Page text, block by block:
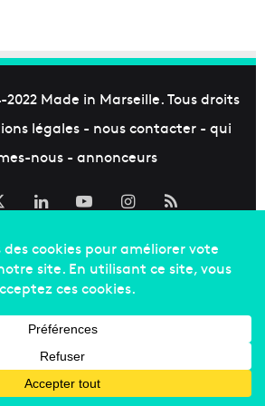
Made in Marseille. Tous droits
légales- nous contacter- qui
nous- annonceurs
LinkedinYouTubeInstagram